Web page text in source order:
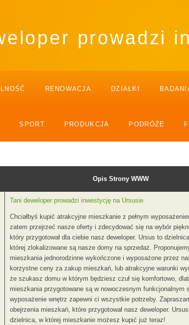
prowadzi
RENOWACJA DZIAŁKI
SPORT PRODUKCJA PODRÓŻE
Opis Strony WWW
Tani deweloper prowadzi inwestycję na Ursusie
Chciałbyś kupić atrakcyjne mieszkanie z pełnym
zatem przejrzeć nasze oferty i zdecydować się na wybór
który przygotował dla ciebie nasz deweloper. Ursus to
której zlokalizowane są nasze domy na sprzedaż.
mieszkania jednorodzinne wykończone i wyposażone przez
korzystne ceny za zakup mieszkań, lub atrakcyjne warunki
że szukasz domu w którym będziesz czuł się komfortowo,
mieszkania przygotowane są w nowoczesnym funkcjonalnym
wyposażenie wnętrz zapewni ci wszystkie potrzeby.
obejrzenia mieszkań, które przygotował nasz deweloper.
dzielnica, w której mieszkanie możesz kupić już teraz!